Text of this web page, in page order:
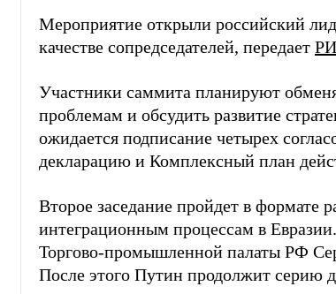
Мероприятие открыли российский
качестве сопредседателей, передает
Участники саммита планируют
проблемам и обсудить развитие
ожидается подписание четырех
декларацию и Комплексный план
Второе заседание пройдет в формате
интеграционным процессам в
Торгово-промышленной палаты РФ
После этого Путин продолжит серию